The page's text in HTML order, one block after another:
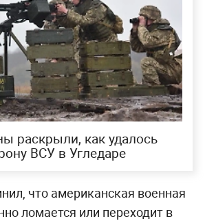
раскрыли, как удалось
ВСУ в Угледаре
что американская военная
ломается или переходит в